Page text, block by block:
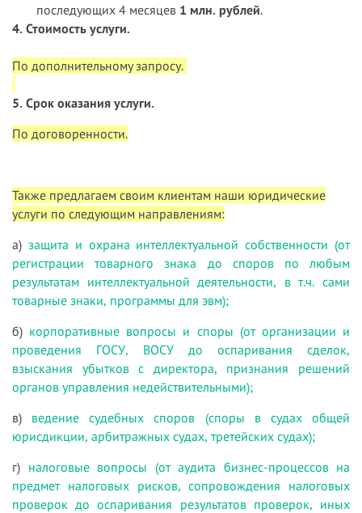
последующих 4 месяцев 1 млн. рублей.
4. Стоимость услуги.
По дополнительному запросу.
5. Срок оказания услуги.
По договоренности.
Также предлагаем своим клиентам наши юридические
услуги по следующим направлениям:
а) защита и охрана интеллектуальной собственности (от
регистрации товарного знака до споров по любым
результатам интеллектуальной деятельности, в т.ч. сами
товарные знаки, программы для эвм);
б) корпоративные вопросы и споры (от организации и
проведения ГОСУ, ВОСУ до оспаривания сделок,
взыскания убытков с директора, признания решений
органов управления недействительными);
в) ведение судебных споров (споры в судах общей
юрисдикции, арбитражных судах, третейских судах);
г) налоговые вопросы (от аудита бизнес-процессов на
предмет налоговых рисков, сопровождения налоговых
проверок до оспаривания результатов проверок, иных